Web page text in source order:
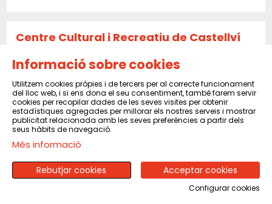
Centre Cultural i Recreatiu de Castellví
La Caldera
Sala El Sindicat de Balsareny
CENTRE CULTURAL I RECREATIU DE PINEDA
Informació sobre cookies
Utilitzem cookies pròpies i de tercers per al correcte funcionament
del lloc web, i si ens dona el seu consentiment, també farem servir
cookies per recopilar dades de les seves visites per obtenir
estadístiques agregades per millorar els nostres serveis i mostrar
publicitat relacionada amb les seves preferències a partir dels
seus hàbits de navegació.
Més informació
Acceptar cookies
Rebutjar cookies
Configurar cookies